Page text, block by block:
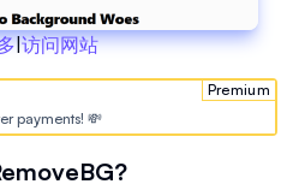
|访问网站
Premium
payments! 💸